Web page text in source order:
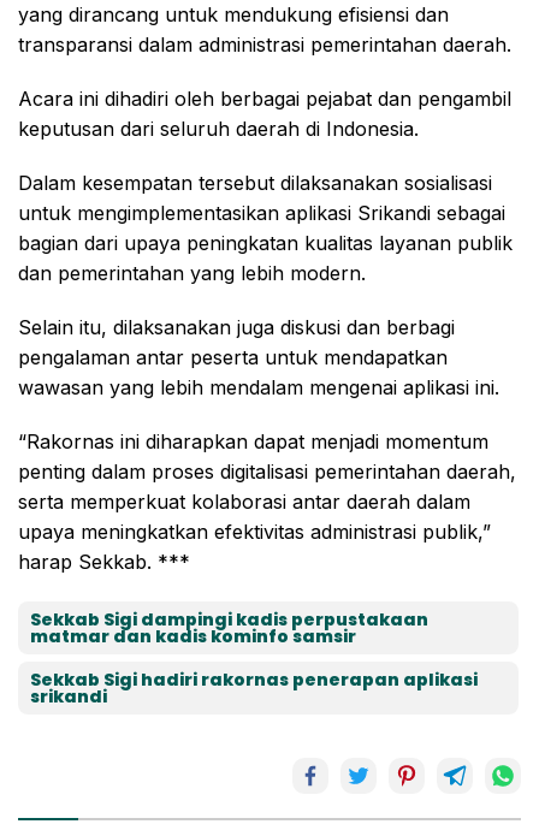
yang dirancang untuk mendukung efisiensi dan
transparansi dalam administrasi pemerintahan daerah.
Acara ini dihadiri oleh berbagai pejabat dan pengambil
keputusan dari seluruh daerah di Indonesia.
Dalam kesempatan tersebut dilaksanakan sosialisasi
untuk mengimplementasikan aplikasi Srikandi sebagai
bagian dari upaya peningkatan kualitas layanan publik
dan pemerintahan yang lebih modern.
Selain itu, dilaksanakan juga diskusi dan berbagi
pengalaman antar peserta untuk mendapatkan
wawasan yang lebih mendalam mengenai aplikasi ini.
“Rakornas ini diharapkan dapat menjadi momentum
penting dalam proses digitalisasi pemerintahan daerah,
serta memperkuat kolaborasi antar daerah dalam
upaya meningkatkan efektivitas administrasi publik,”
harap Sekkab. ***
Sekkab Sigi dampingi kadis perpustakaan
matmar dan kadis kominfo samsir
Sekkab Sigi hadiri rakornas penerapan aplikasi
srikandi